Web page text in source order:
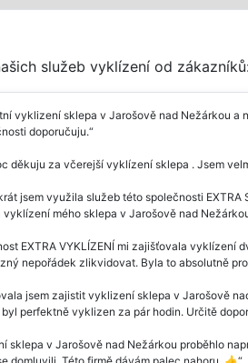
služeb vyklízení od
vyklizení sklepa v Jarošově nad Nežárkou a
doporučuju.
děkuju za včerejší vyklízení sklepa . Jsem
jsem využila služeb této společnosti
vyklízení mého sklepa v Jarošově nad
EXTRA VYKLÍZENÍ mi zajišťovala vyklízení
nepořádek zlikvidovat. Byla to absolutně
jsem zajistit vyklizení sklepa v Jarošově
perfektně vyklizen za pár hodin. Určitě
sklepa v Jarošově nad Nežárkou proběhlo